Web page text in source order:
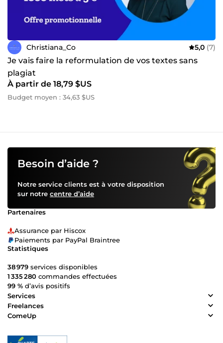
Christiana_Co 5,0 (7)
Je vais faire la reformulation de vos textes sans
plagiat
À partir de 18,79 $US
Budget moyen : 34,63 $US
Besoin d’aide ?
Notre service clients est à votre disposition
sur notre centre d’aide
Partenaires
Assurance par Hiscox
Paiements par PayPal Braintree
Statistiques
38 979 services disponibles
1 335 280 commandes effectuées
99 % d’avis positifs
Services
Freelances
ComeUp